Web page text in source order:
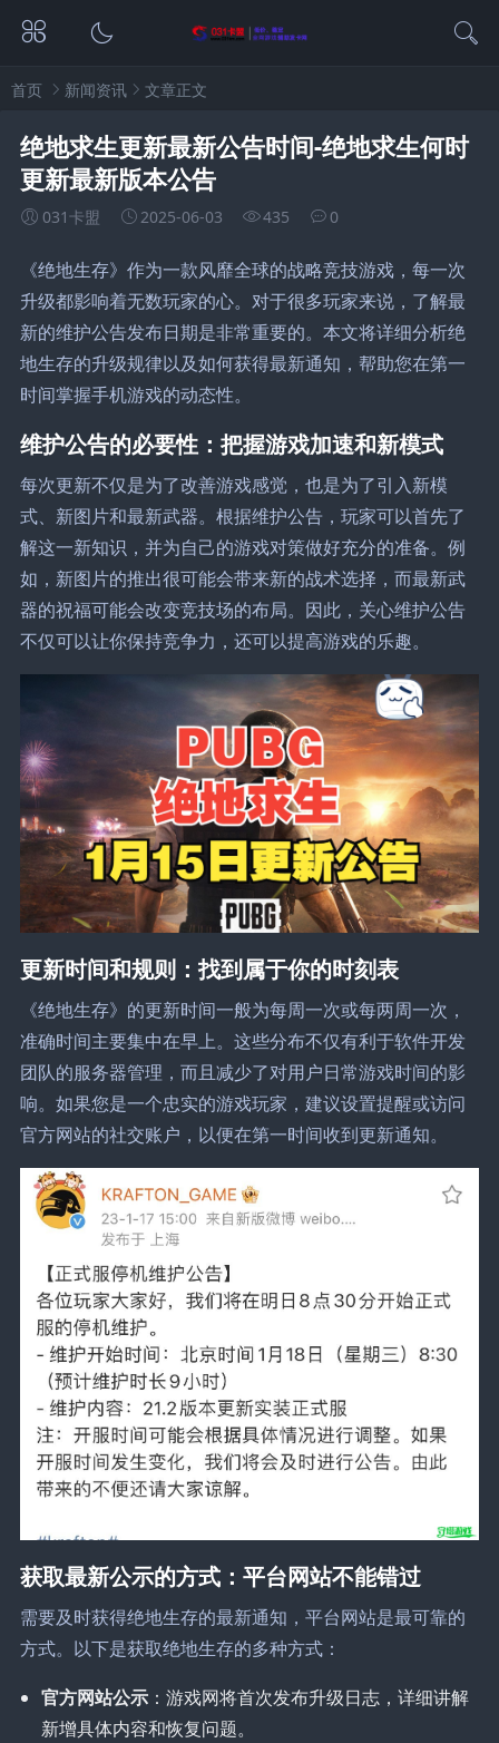
首页 新闻资讯 文章正文
绝地求生更新最新公告时间-绝地求生何时
更新最新版本公告
031卡盟 2025-06-03 435 0
《绝地生存》作为一款风靡全球的战略竞技游戏，每一次
升级都影响着无数玩家的心。对于很多玩家来说，了解最
新的维护公告发布日期是非常重要的。本文将详细分析绝
地生存的升级规律以及如何获得最新通知，帮助您在第一
时间掌握手机游戏的动态性。
维护公告的必要性：把握游戏加速和新模式
每次更新不仅是为了改善游戏感觉，也是为了引入新模
式、新图片和最新武器。根据维护公告，玩家可以首先了
解这一新知识，并为自己的游戏对策做好充分的准备。例
如，新图片的推出很可能会带来新的战术选择，而最新武
器的祝福可能会改变竞技场的布局。因此，关心维护公告
不仅可以让你保持竞争力，还可以提高游戏的乐趣。
更新时间和规则：找到属于你的时刻表
《绝地生存》的更新时间一般为每周一次或每两周一次，
准确时间主要集中在早上。这些分布不仅有利于软件开发
团队的服务器管理，而且减少了对用户日常游戏时间的影
响。如果您是一个忠实的游戏玩家，建议设置提醒或访问
官方网站的社交账户，以便在第一时间收到更新通知。
获取最新公示的方式：平台网站不能错过
需要及时获得绝地生存的最新通知，平台网站是最可靠的
方式。以下是获取绝地生存的多种方式：
官方网站公示 ：游戏网将首次发布升级日志，详细讲解
新增具体内容和恢复问题。